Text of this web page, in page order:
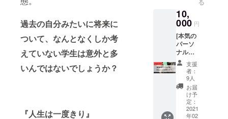
過去の自分みたいに将来に
ついて、なんとなくしか考
えていない学生は意外と多
いんではないでしょうか？
『人生は一度きり』
⑦2/20
18
時〜
⑧2/21
7時〜
⑨2/22
18
時〜
⑩2/23
7時〜
・1口に
つき2回
までご
違いな
しで
す！ ▼
詳細 ・
Zoomに
て行い
ます。
・日程
はメー
ルにて
決めさ
せてい
ただき
ていた
だきま
店内に
訪れる
方々の
目に止
まりや
すい場
所に設
置する
ため広
報効果
きのお
手紙を
かかさ
せてい
ただき
ます！
▼詳細
・ご支
援して
くだ
さった
方1人1
人へ感
る
10,
000 円
[本気の
パーソ
ナルト
レーニ
ング] ▼
リター
ン内容
✔︎ト
レーニ
ング経
験豊富
支援
者：
9人
お届
け予
定：
2021
年02